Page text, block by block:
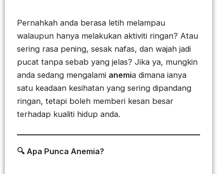
Pernahkah anda berasa letih melampau
walaupun hanya melakukan aktiviti ringan? Atau
sering rasa pening, sesak nafas, dan wajah jadi
pucat tanpa sebab yang jelas? Jika ya, mungkin
anda sedang mengalami anemia dimana ianya
satu keadaan kesihatan yang sering dipandang
ringan, tetapi boleh memberi kesan besar
terhadap kualiti hidup anda.
🔍 Apa Punca Anemia?